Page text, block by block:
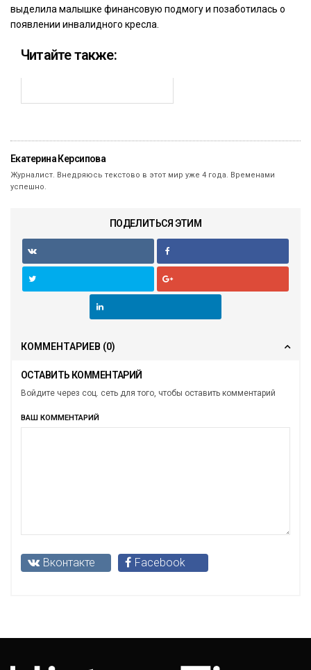
выделила малышке финансовую подмогу и позаботилась о
появлении инвалидного кресла.
Читайте также:
Екатерина Керсипова
Журналист. Внедряюсь текстово в этот мир уже 4 года. Временами
успешно.
ПОДЕЛИТЬСЯ ЭТИМ
КОММЕНТАРИЕВ (0)
ОСТАВИТЬ КОММЕНТАРИЙ
Войдите через соц. сеть для того, чтобы оставить комментарий
ВАШ КОММЕНТАРИЙ
Вконтакте Facebook